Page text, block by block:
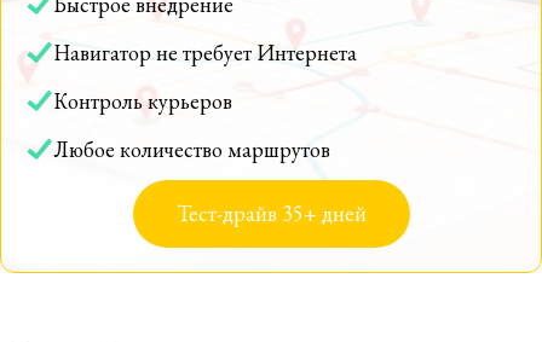
Навигатор не требует Интернета
Контроль курьеров
Любое количество маршрутов
Тест-драйв 35+ дней